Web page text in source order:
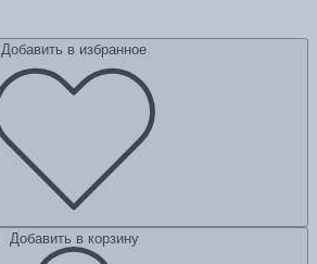
Добавить в избранное
Добавить в корзину